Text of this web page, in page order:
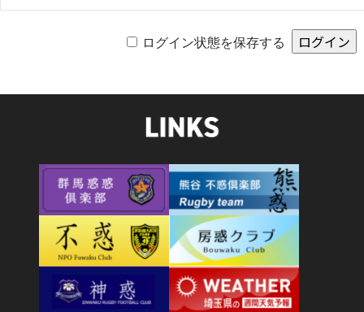
ログイン状態を保存する